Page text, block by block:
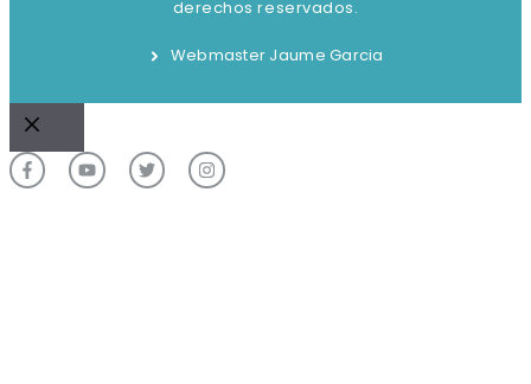
derechos reservados.
Webmaster Jaume Garcia
Cerrar